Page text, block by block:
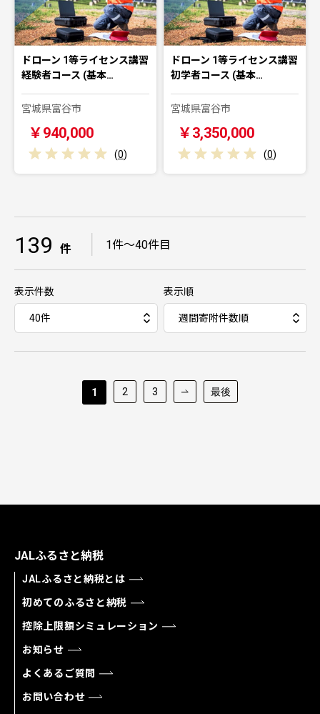
ドローン 1等ライセンス講習
経験者コース (基本…
宮城県富谷市
￥940,000
(0)
ドローン 1等ライセンス講習
初学者コース (基本…
宮城県富谷市
￥3,350,000
(0)
139 件 1件～40件目
表示件数 表示順
1 2 3 最後
JALふるさと納税
JALふるさと納税とは
初めてのふるさと納税
控除上限額シミュレーション
お知らせ
よくあるご質問
お問い合わせ